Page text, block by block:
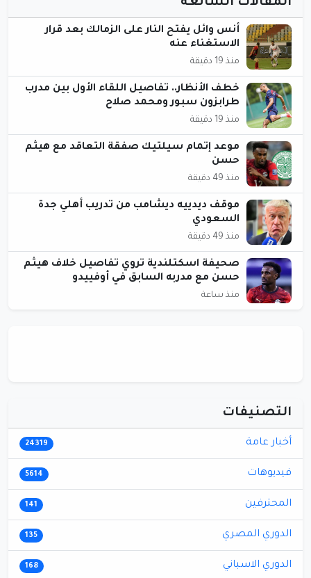
المقالات الشائعة
أنس وائل يفتح النار على الزمالك بعد قرار
الاستغناء عنه
منذ 19 دقيقة
خطف الأنظار.. تفاصيل اللقاء الأول بين مدرب
طرابزون سبور ومحمد صلاح
منذ 19 دقيقة
موعد إتمام سيلتيك صفقة التعاقد مع هيثم
حسن
منذ 49 دقيقة
موقف ديدييه ديشامب من تدريب أهلي جدة
السعودي
منذ 49 دقيقة
صحيفة اسكتلندية تروي تفاصيل خلاف هيثم
حسن مع مدربه السابق في أوفييدو
منذ ساعة
التصنيفات
أخبار عامة 24319
فيديوهات 5614
المحترفين 141
الدوري المصري 135
الدوري الاسباني 168